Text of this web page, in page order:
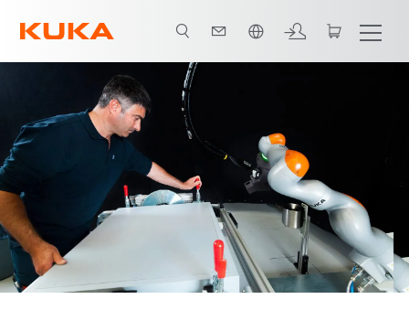
Všichni systémoví partneři